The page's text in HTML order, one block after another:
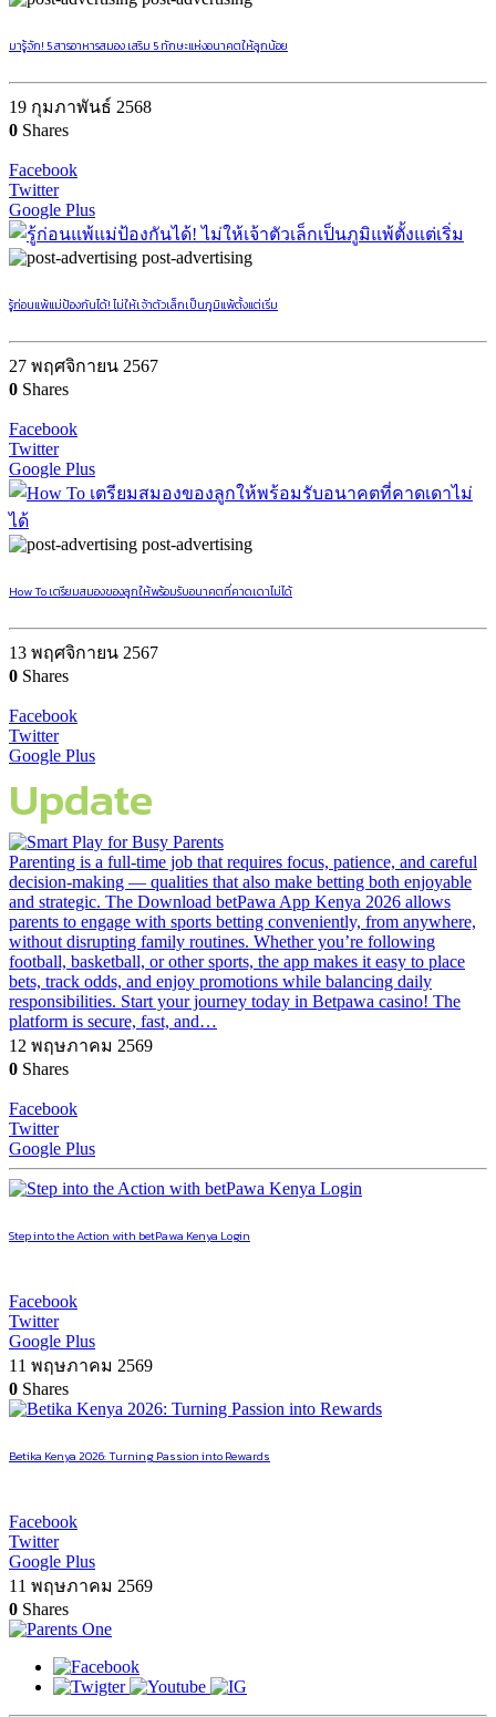
มารู้จัก! 5 สารอาหารสมอง เสริม 5 ทักษะแห่งอนาคตให้ลูกน้อย
19 กุมภาพันธ์ 2568
0 Shares
Facebook
Twitter
Google Plus
post-advertising
รู้ก่อนแพ้แม่ป้องกันได้! ไม่ให้เจ้าตัวเล็กเป็นภูมิแพ้ตั้งแต่เริ่ม
27 พฤศจิกายน 2567
0 Shares
Facebook
Twitter
Google Plus
post-advertising
How To เตรียมสมองของลูกให้พร้อมรับอนาคตที่คาดเดาไม่ได้
13 พฤศจิกายน 2567
0 Shares
Facebook
Twitter
Google Plus
Update
Parenting is a full-time job that requires focus, patience, and careful
decision-making — qualities that also make betting both enjoyable
and strategic. The Download betPawa App Kenya 2026 allows
parents to engage with sports betting conveniently, from anywhere,
without disrupting family routines. Whether you’re following
football, basketball, or other sports, the app makes it easy to place
bets, track odds, and enjoy promotions while balancing daily
responsibilities. Start your journey today in Betpawa casino! The
platform is secure, fast, and…
12 พฤษภาคม 2569
0 Shares
Facebook
Twitter
Google Plus
Step into the Action with betPawa Kenya Login
Facebook
Twitter
Google Plus
11 พฤษภาคม 2569
0 Shares
Betika Kenya 2026: Turning Passion into Rewards
Facebook
Twitter
Google Plus
11 พฤษภาคม 2569
0 Shares